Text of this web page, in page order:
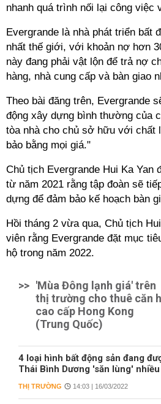
nhanh quá trình nối lại công việc
Evergrande là nhà phát triển bất
nhất thế giới, với khoản nợ hơn
này đang phải vật lộn để trả nợ
hàng, nhà cung cấp và bàn giao
Theo bài đăng trên, Evergrande
động xây dựng bình thường của
tòa nhà cho chủ sở hữu với chất
bảo bằng mọi giá."
Chủ tịch Evergrande Hui Ka Yan
từ năm 2021 rằng tập đoàn sẽ
dựng để đảm bảo kế hoạch bàn
Hồi tháng 2 vừa qua, Chủ tịch
viên rằng Evergrande đặt mục
hộ trong năm 2022.
>> 'Mùa Đông lạnh giá' trên
thị trường cho thuê căn
cao cấp Hong Kong
(Trung Quốc)
4 loại hình bất động sản đang
Thái Bình Dương 'săn lùng'
THỊ TRƯỜNG 14:03 | 16/03/2022